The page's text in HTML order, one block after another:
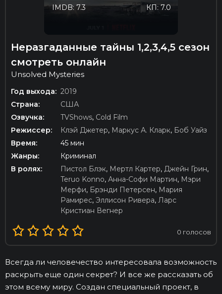
КП: 7.0
IMDB: 7.3
Неразгаданные тайны 1,2,3,4,5 сезон
смотреть онлайн
Unsolved Mysteries
Год выхода: 2019
Страна:
США
Озвучка:
TVShows, Cold Film
Режиссер:
Клэй Джетер, Маркус А. Кларк, Боб Уайз
Время:
45 мин
Жанры:
Криминал
В ролях:
Пистол Блэк, Мертл Картер, Джейн Грин,
Teruo Konno, Анна-Софи Мартин, Мэри
Мерфи, Брэнди Петерсен, Мария
Рамирес, Эллисон Ривера, Ларс
Кристиан Вегнер
0 голосов
Всегда ли человечество интересовала возможность
раскрыть еще один секрет? И все же рассказать об
этом всему миру. Создан специальный проект, в